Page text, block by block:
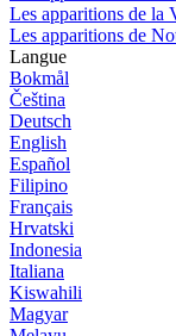
Les apparitions de la
Les apparitions de
Langue
Bokmål
Čeština
Deutsch
English
Español
Filipino
Français
Hrvatski
Indonesia
Italiana
Kiswahili
Magyar